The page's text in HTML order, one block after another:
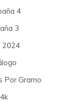
4
3
2024
Por Gramo